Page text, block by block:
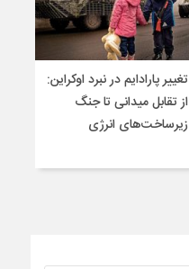
تغییر پارادایم در نبرد اوکراین:
از تقابل میدانی تا جنگ
زیرساخت‌های انرژی